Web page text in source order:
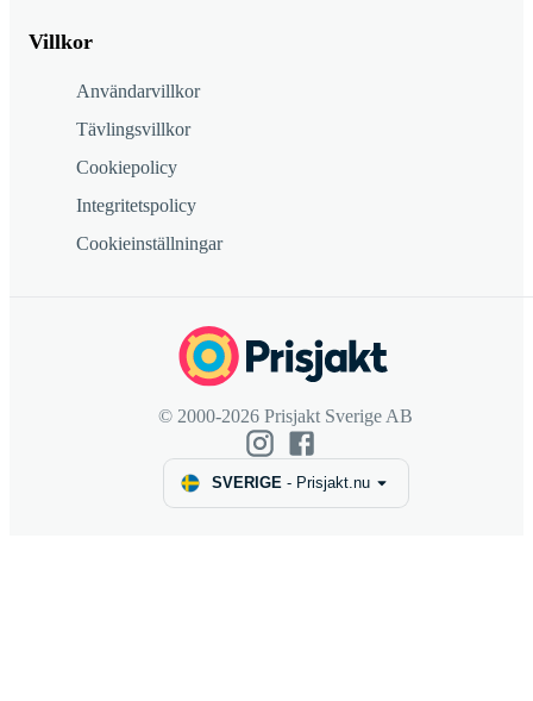
Villkor
Användarvillkor
Tävlingsvillkor
Cookiepolicy
Integritetspolicy
Cookieinställningar
© 2000-2026 Prisjakt Sverige AB
SVERIGE- Prisjakt.nu